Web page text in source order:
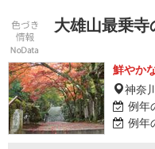
大雄山最乗寺
鮮やか
神奈
例年
例年